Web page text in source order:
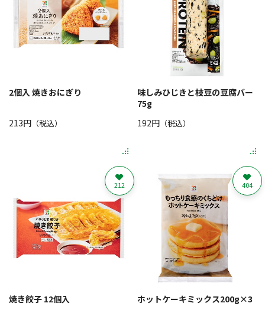
2個入 焼きおにぎり
213円 （税込）
味しみひじきと枝豆の豆腐バー
75g
192円（税込）
焼き餃子 12個入
212
ホットケーキミックス200g×3
404